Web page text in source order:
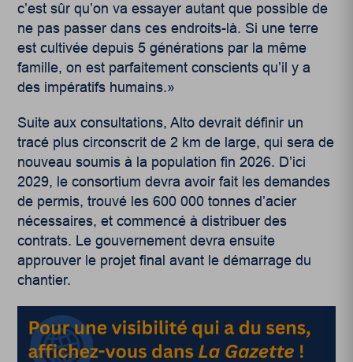
c’est sûr qu’on va essayer autant que possible de
ne pas passer dans ces endroits-là. Si une terre
est cultivée depuis 5 générations par la même
famille, on est parfaitement conscients qu’il y a
des impératifs humains.»
Suite aux consultations, Alto devrait définir un
tracé plus circonscrit de 2 km de large, qui sera de
nouveau soumis à la population fin 2026. D’ici
2029, le consortium devra avoir fait les demandes
de permis, trouvé les 600 000 tonnes d’acier
nécessaires, et commencé à distribuer des
contrats. Le gouvernement devra ensuite
approuver le projet final avant le démarrage du
chantier.